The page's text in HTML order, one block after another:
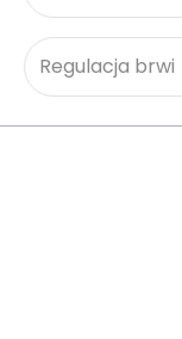
Regulacja brwi